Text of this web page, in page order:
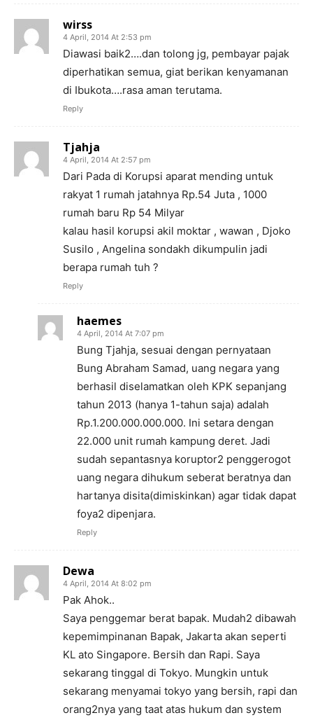
wirss
4 April, 2014 At 2:53 pm
Diawasi baik2….dan tolong jg, pembayar pajak
diperhatikan semua, giat berikan kenyamanan
di Ibukota….rasa aman terutama.
Reply
Tjahja
4 April, 2014 At 2:57 pm
Dari Pada di Korupsi aparat mending untuk
rakyat 1 rumah jatahnya Rp.54 Juta , 1000
rumah baru Rp 54 Milyar
kalau hasil korupsi akil moktar , wawan , Djoko
Susilo , Angelina sondakh dikumpulin jadi
berapa rumah tuh ?
Reply
haemes
4 April, 2014 At 7:07 pm
Bung Tjahja, sesuai dengan pernyataan
Bung Abraham Samad, uang negara yang
berhasil diselamatkan oleh KPK sepanjang
tahun 2013 (hanya 1-tahun saja) adalah
Rp.1.200.000.000.000. Ini setara dengan
22.000 unit rumah kampung deret. Jadi
sudah sepantasnya koruptor2 penggerogot
uang negara dihukum seberat beratnya dan
hartanya disita(dimiskinkan) agar tidak dapat
foya2 dipenjara.
Reply
Dewa
4 April, 2014 At 8:02 pm
Pak Ahok..
Saya penggemar berat bapak. Mudah2 dibawah
kepemimpinanan Bapak, Jakarta akan seperti
KL ato Singapore. Bersih dan Rapi. Saya
sekarang tinggal di Tokyo. Mungkin untuk
sekarang menyamai tokyo yang bersih, rapi dan
orang2nya yang taat atas hukum dan system